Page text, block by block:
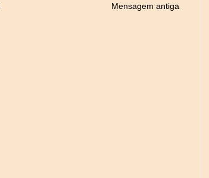
Mensagem antiga